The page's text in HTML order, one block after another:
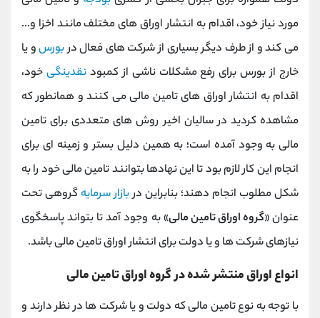
مورد نیاز خود، اقدام به انتشار اوراق های مختلف مانند اخزا و...
می کند و از طرف دیگر بسیاری از شرکت های فعال دربورسو یا
خارج از بورس برای رفع مشکلات ناشی از کمبودنقدینگی خود،
اقدام به انتشار اوراق های تامین مالی می کنند و همانطور که
مشاهده کردید در سالیان اخیر روش های متعددی برای تامین
مالی به وجود آمده است؛ به همین دلیل بستر و زمینه ای برای
انجام این کار لازم بود تا این نهادها بتوانند تامین مالی خود را به
شکل مطلوب انجام دهند؛ بنابراین دربازار سرمایه گروهی تحت
عنوان «گروه اوراق تامین مالی» به وجود آمد تا بتواند پاسخگوی
نیازهای شرکت ها و یا دولت برای انتشار اوراق تامین مالی باشد.
انواع اوراق منتشر شده در گروه اوراق تامین مالی
با توجه به نوع تامین مالی که دولت و یا شرکت ها در نظر دارند و